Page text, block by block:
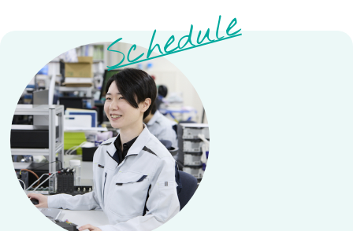
Schedule